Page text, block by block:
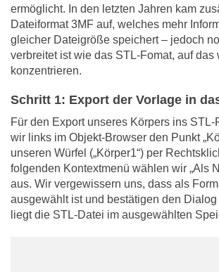
ermöglicht. In den letzten Jahren kam
Dateiformat 3MF auf, welches mehr
gleicher Dateigröße speichert – jedoch
verbreitet ist wie das STL-Fomat, auf das
konzentrieren.
Schritt 1: Export der Vorlage in
Für den Export unseres Körpers ins STL-
wir links im Objekt-Browser den Punkt
unseren Würfel („Körper1“) per
folgenden Kontextmenü wählen wir „Als
aus. Wir vergewissern uns, dass als
ausgewählt ist und bestätigen den Dialog
liegt die STL-Datei im ausgewählten